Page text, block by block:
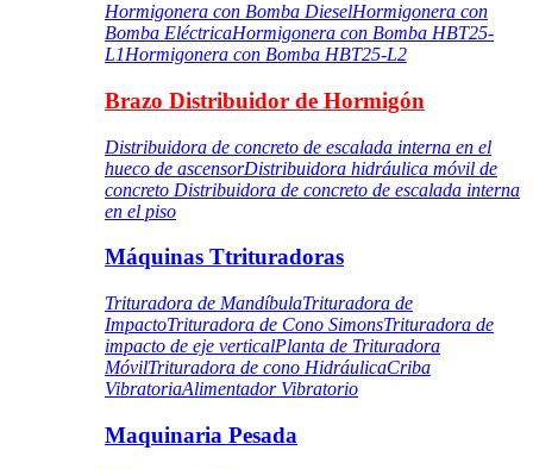
Hormigonera con Bomba DieselHormigonera con
Bomba EléctricaHormigonera con Bomba HBT25-
L1Hormigonera con Bomba HBT25-L2
Brazo Distribuidor de Hormigón
Distribuidora de concreto de escalada interna en el
hueco de ascensorDistribuidora hidráulica móvil de
concreto Distribuidora de concreto de escalada interna
en el piso
Máquinas Ttrituradoras
Trituradora de MandíbulaTrituradora de
ImpactoTrituradora de Cono SimonsTrituradora de
impacto de eje verticalPlanta de Trituradora
MóvilTrituradora de cono HidráulicaCriba
VibratoriaAlimentador Vibratorio
Maquinaria Pesada